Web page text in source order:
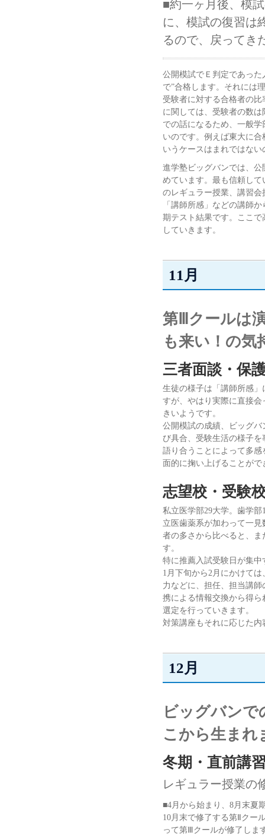
■約一ヶ月後、模
に、模試の復習は
るので、戻ってき
公開模試でＥ判定であっ
で”合格します。それには
受験者に対する合格者の
に関しては、受験者の数
での話になるため、一般
いのです。例えば東大に
いうケースはまれではない
進学塾ビッグバンでは、
めています。最も信頼し
のレギュラー授業、講習
「講師所感」などの講師
期テスト結果です。ここ
していきます。
11月
第Ⅲクールは
も来い！の気
三者面談・保
生徒の様子は「講師所感
すが、やはり実際に直接
きいようです。
公開模試の成績、ビッグ
び具合、受験生活の様子
語り合うことによって多
面的に掬い上げることが
志望校・受験
私立医学部29大学。歯学
立医歯薬系が加わって一
者の多さから比べると、
す。
特に推薦入試受験日が集
1月下旬から2月にかけて
力などに、担任、担当講
携による情報交換から得
選定を行っていきます。
対策講座もそれに応じた
12月
ビッグバンで
こから生まれ
冬期・直前講
レギュラー授業の
■4月から始まり、8月末夏
10月末で修了する第Ⅱクー
って第Ⅲクールが修了しま